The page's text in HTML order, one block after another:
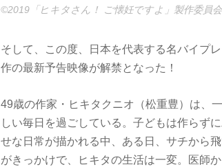
©2019「ヒキタさん！ ご懐妊ですよ」製作委員会
そして、この度、日本を代表する名バイプ
作の最新予告映像が解禁となった！
49歳の作家・ヒキタクニオ（松重豊）は、
しい毎日を過ごしている。子どもは作らず
せな日常が描かれる中、ある日、サチから
がきっかけで、ヒキタの生活は一変。医師